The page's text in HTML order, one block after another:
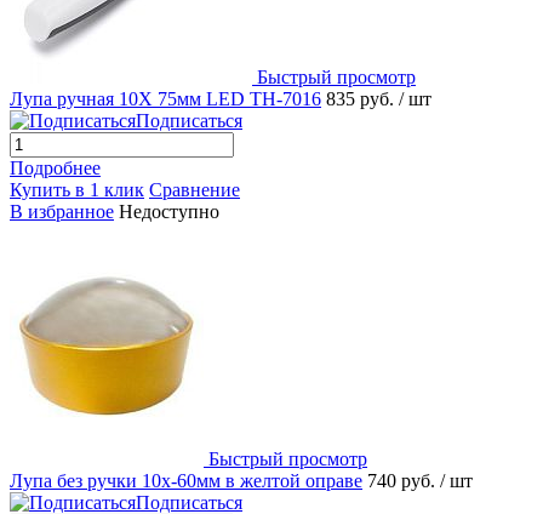
Быстрый просмотр
Лупа ручная 10X 75мм LED TH-7016 835 руб. / шт
Подписаться
Подробнее
Купить в 1 клик Сравнение
В избранное Недоступно
Быстрый просмотр
Лупа без ручки 10х-60мм в желтой оправе 740 руб. / шт
Подписаться